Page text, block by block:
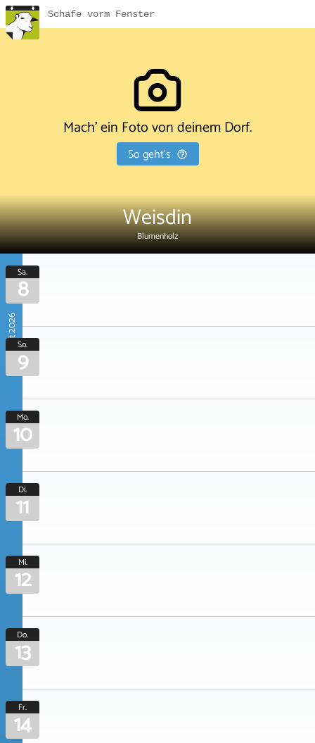
Schafe vorm Fenster
Mach' ein Foto von deinem Dorf.
So geht's
Weisdin
Blumenholz
August 2026
Sa.
8
So.
9
Mo.
10
Di.
11
Mi.
12
Do.
13
Fr.
14